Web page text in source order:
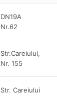
DN19A
Nr.62
Str.Careiului,
Nr. 155
Str. Careiului